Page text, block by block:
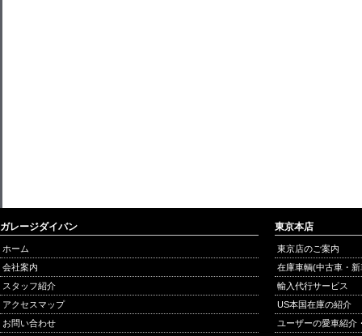
ガレージダイバン
ホーム
会社案内
スタッフ紹介
アクセスマップ
お問い合わせ
東京本店
東京店のご案内
在庫車輌(中古車・
輸入代行サービス
US本国在庫の紹介
ユーザーの愛車紹介